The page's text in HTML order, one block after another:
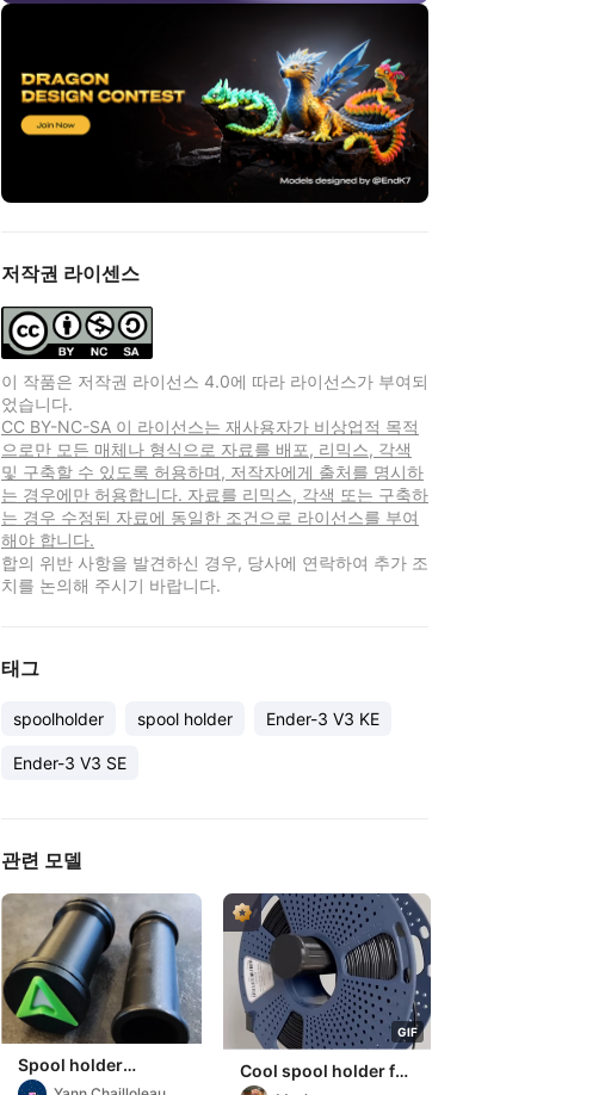
저작권 라이센스
이 작품은 저작권 라이선스 4.0에 따라 라이선스가 부여되
었습니다.
CC BY-NC-SA 이 라이선스는 재사용자가 비상업적 목적
으로만 모든 매체나 형식으로 자료를 배포, 리믹스, 각색
및 구축할 수 있도록 허용하며, 저작자에게 출처를 명시하
는 경우에만 허용합니다. 자료를 리믹스, 각색 또는 구축하
는 경우 수정된 자료에 동일한 조건으로 라이선스를 부여
해야 합니다.
합의 위반 사항을 발견하신 경우, 당사에 연락하여 추가 조
치를 논의해 주시기 바랍니다.
태그
spoolholder spool holder Ender-3 V3 KE
Ender-3 V3 SE
관련 모델
Spool holder
redesigned for
GIF
Cool spool holder for
Ender-3 V3 SE/KE